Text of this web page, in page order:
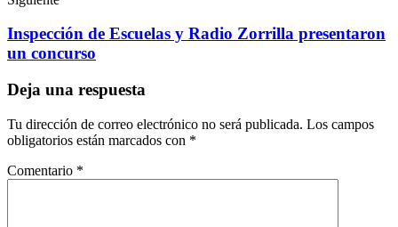
Inspección de Escuelas y Radio Zorrilla presentaron
un concurso
Deja una respuesta
Tu dirección de correo electrónico no será publicada. Los campos
obligatorios están marcados con *
Comentario *